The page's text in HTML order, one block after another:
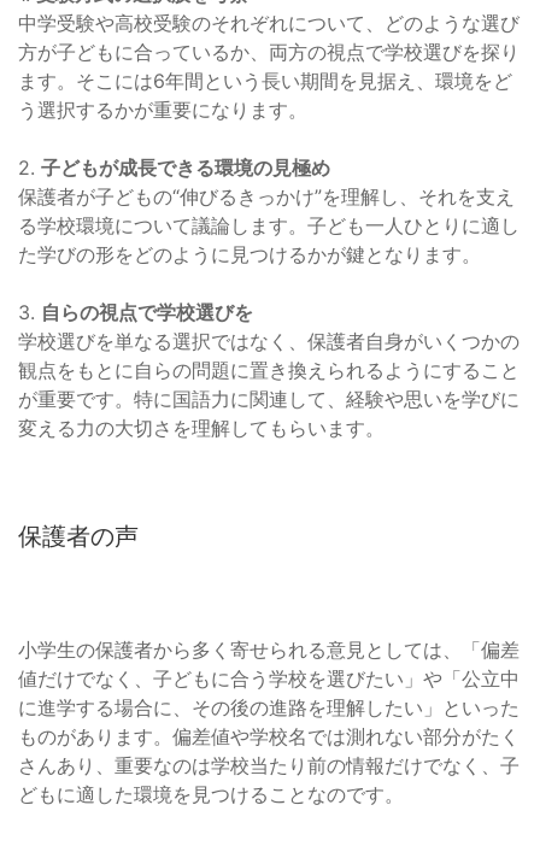
中学受験や高校受験のそれぞれについて、どのような選び
方が子どもに合っているか、両方の視点で学校選びを探り
ます。そこには6年間という長い期間を見据え、環境をど
う選択するかが重要になります。
2. 子どもが成長できる環境の見極め
保護者が子どもの“伸びるきっかけ”を理解し、それを支え
る学校環境について議論します。子ども一人ひとりに適し
た学びの形をどのように見つけるかが鍵となります。
3. 自らの視点で学校選びを
学校選びを単なる選択ではなく、保護者自身がいくつかの
観点をもとに自らの問題に置き換えられるようにすること
が重要です。特に国語力に関連して、経験や思いを学びに
変える力の大切さを理解してもらいます。
保護者の声
小学生の保護者から多く寄せられる意見としては、「偏差
値だけでなく、子どもに合う学校を選びたい」や「公立中
に進学する場合に、その後の進路を理解したい」といった
ものがあります。偏差値や学校名では測れない部分がたく
さんあり、重要なのは学校当たり前の情報だけでなく、子
どもに適した環境を見つけることなのです。